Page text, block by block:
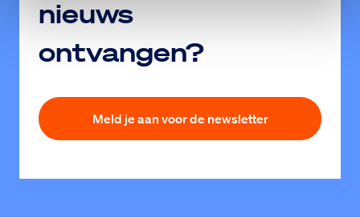
nieuws
ontvangen?
Meld je aan voor de newsletter